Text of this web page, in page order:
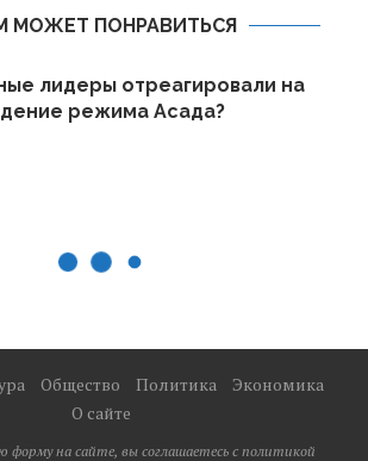
МОЖЕТ ПОНРАВИТЬСЯ
лидеры отреагировали на
режима Асада?
Общество Политика
Экономика
О сайте
форму на сайте, вы соглашаетесь с политикой